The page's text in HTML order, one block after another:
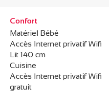
Confort
Matériel Bébé
Accès Internet privatif Wifi
Lit 140 cm
Cuisine
Accès Internet privatif Wifi
gratuit